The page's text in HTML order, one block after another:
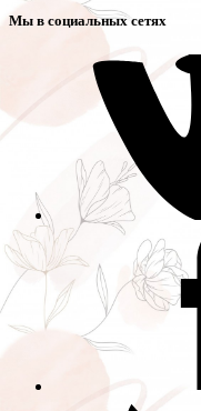
Мы в социальных сетях